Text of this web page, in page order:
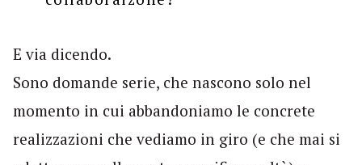
E via dicendo.
Sono domande serie, che nascono solo nel
momento in cui abbandoniamo le concrete
realizzazioni che vediamo in giro (e che mai si